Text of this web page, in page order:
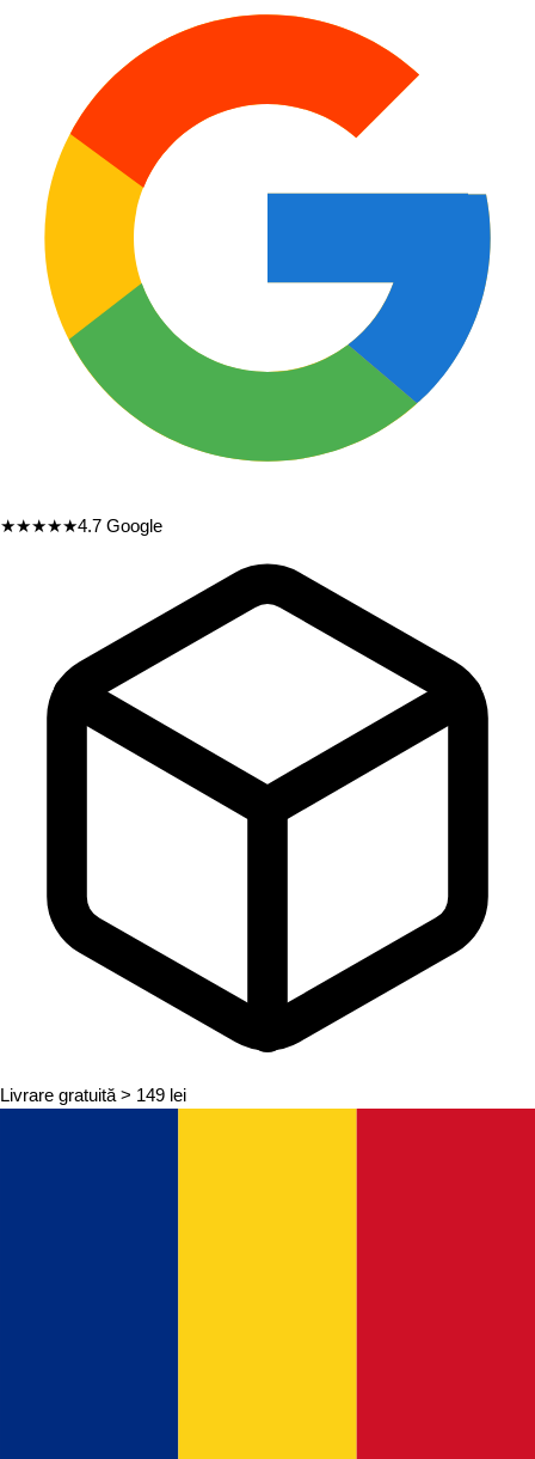
★★★★★4.7 Google
Livrare gratuită > 149 lei